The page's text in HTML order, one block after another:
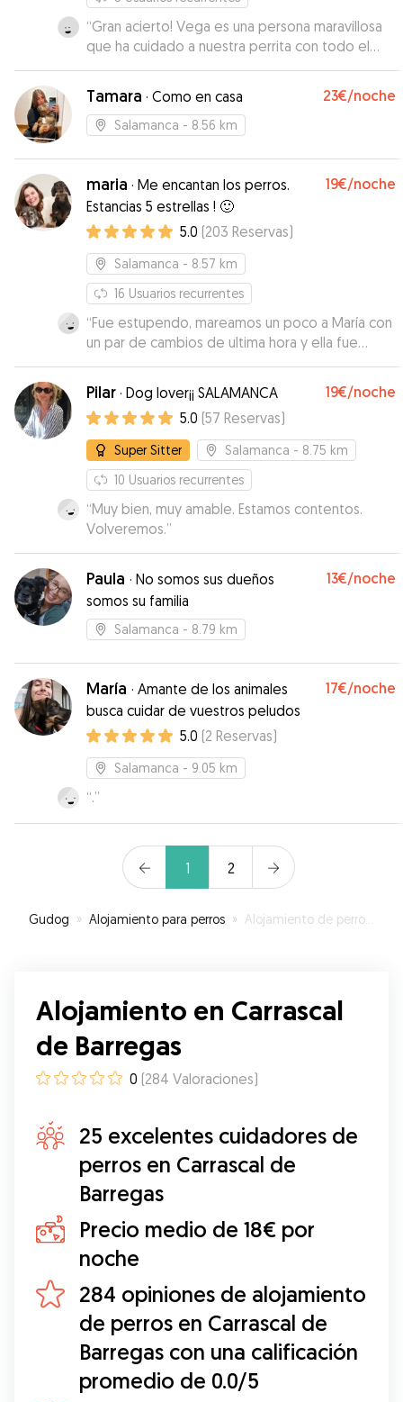
“Gran acierto! Vega es una persona maravillosa
que ha cuidado a nuestra perrita con todo el
cariño del mundo, como hemos ido viendo en
las fotos y vídeos. Contesta super rápido, y se
ha adaptado totalmente a nuestro horario de
entrega y recogida. Ya sabemos con quién
muchas gracias!”
Tamara · Como en casa 23€/noche
Salamanca - 8.56 km
maria · Me encantan los perros.
Estancias 5 estrellas ! 🙂
19€/noche
5.0 (203 Reservas)
Salamanca - 8.57 km
16 Usuarios recurrentes
“Fue estupendo, mareamos un poco a María con
un par de cambios de ultima hora y ella fue
super atenta y nos dió todo tipo de facilidades.
Pepo estuvo fenomenal no cabe duda de que si
surge la ocasión volveremos a contactar con
ella”
Pilar · Dog lover¡¡ SALAMANCA 19€/noche
5.0 (57 Reservas)
Super Sitter Salamanca - 8.75 km
10 Usuarios recurrentes
“Muy bien, muy amable. Estamos contentos.
Volveremos.”
Paula · No somos sus dueños
somos su familia
13€/noche
Salamanca - 8.79 km
María · Amante de los animales
busca cuidar de vuestros peludos
17€/noche
5.0 (2 Reservas)
Salamanca - 9.05 km
“.”
1 2
Gudog » Alojamiento para perros » Alojamiento de perros en Carrascal de Barregas
Alojamiento en Carrascal
de Barregas
0 (284 Valoraciones)
25 excelentes cuidadores de
perros en Carrascal de
Barregas
Precio medio de 18€ por
noche
284 opiniones de alojamiento
de perros en Carrascal de
Barregas con una calificación
promedio de 0.0/5